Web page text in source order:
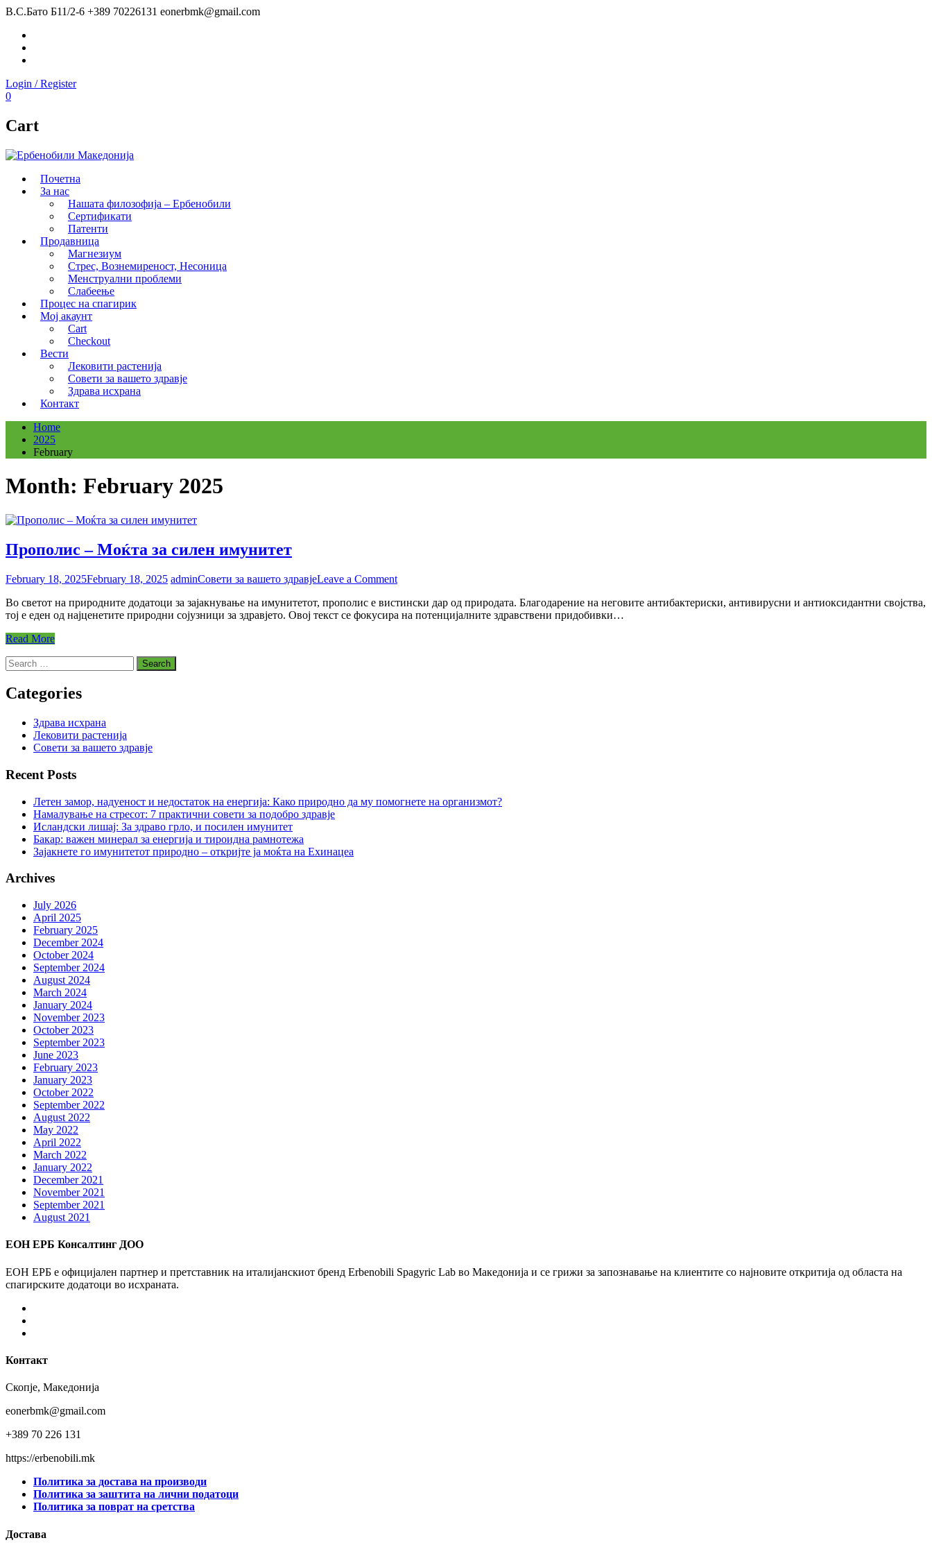
В.С.Бато Б11/2-6 +389 70226131 eonerbmk@gmail.com
Login / Register
0
Cart
Почетна
За нас
Нашата филозофија – Ербенобили
Сертификати
Патенти
Продавница
Магнезиум
Стрес, Вознемиреност, Несоница
Менструални проблеми
Слабеење
Процес на спагирик
Мој акаунт
Cart
Checkout
Вести
Лековити растенија
Совети за вашето здравје
Здрава исхрана
Контакт
Home
2025
February
Month: February 2025
Прополис – Моќта за силен имунитет
February 18, 2025February 18, 2025 adminСовети за вашето здравјеLeave a Commenton
–
Моќта
Во светот на природните додатоци за зајакнување на имунитетот, прополис е вистински дар од природата. Благодарение на неговите антибактериски, антивирусни и антиоксидантни својства,
тој е еден од најценетите природни сојузници за здравјето. Овој текст се фокусира на потенцијалните здравствени придобивки…
Read More
Search
for:
Categories
Здрава исхрана
Лековити растенија
Совети за вашето здравје
Recent Posts
Летен замор, надуеност и недостаток на енергија: Како природно да му помогнете на организмот?
Намалување на стресот: 7 практични совети за подобро здравје
Исландски лишај: За здраво грло, и посилен имунитет
Бакар: важен минерал за енергија и тироидна рамнотежа
Зајакнете го имунитетот природно – откријте ја моќта на Ехинацеа
Archives
July 2026
April 2025
February 2025
December 2024
October 2024
September 2024
August 2024
March 2024
January 2024
November 2023
October 2023
September 2023
June 2023
February 2023
January 2023
October 2022
September 2022
August 2022
May 2022
April 2022
March 2022
January 2022
December 2021
November 2021
September 2021
August 2021
ЕОН ЕРБ Консалтинг ДОО
ЕОН ЕРБ е официјален партнер и претставник на италијанскиот бренд Erbenobili Spagyric Lab во Македонија и се грижи за запознавање на клиентите со најновите откритија од областа на
спагирските додатоци во исхраната.
Контакт
Скопје, Македонија
eonerbmk@gmail.com
+389 70 226 131
https://erbenobili.mk
Политика за достава на производи
Политика за заштита на лични податоци
Политика за поврат на сретства
Достава